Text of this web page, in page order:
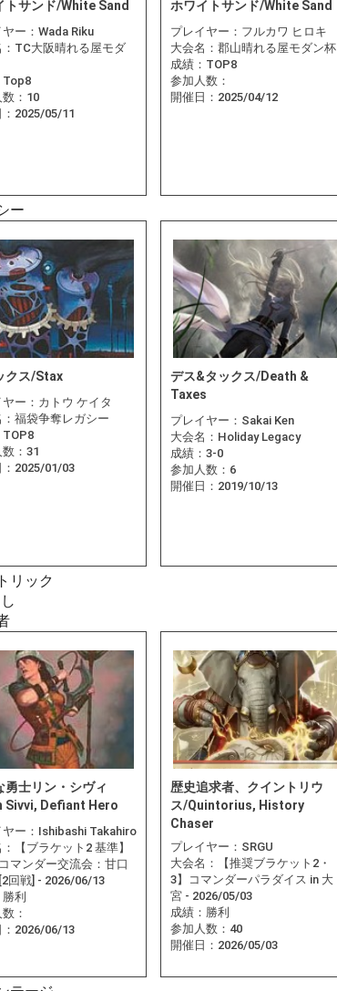
トサンド/White Sand
ー： Wada Riku
TC大阪晴れる屋モダ
Top8
： 10
2025/05/11
ホワイトサンド/White Sand
プレイヤー： フルカワ ヒロキ
大会名： 郡山晴れる屋モダン杯
成績： TOP8
参加人数：
開催日： 2025/04/12
ー
クス/Stax
ー： カトウ ケイタ
福袋争奪レガシー
TOP8
： 31
2025/01/03
デス&タックス/Death &
Taxes
プレイヤー： Sakai Ken
大会名： Holiday Legacy
成績： 3-0
参加人数： 6
開催日： 2019/10/13
リック
勇士リン・シヴィ
Sivvi, Defiant Hero
ー： Ishibashi Takahiro
【ブラケット2 基準】
マンダー交流会：甘口
回戦] - 2026/06/13
勝利
：
2026/06/13
歴史追求者、クイントリウ
ス/Quintorius, History
Chaser
プレイヤー： SRGU
大会名：
【推奨ブラケット2・
3】コマンダーパラダイス in 大
宮 - 2026/05/03
成績： 勝利
参加人数： 40
開催日： 2026/05/03